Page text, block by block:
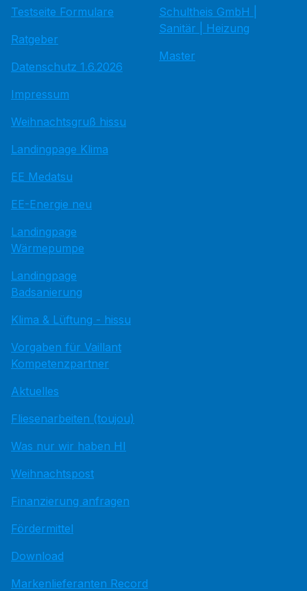
Testseite Formulare
Ratgeber
Datenschutz 1.6.2026
Impressum
Weihnachtsgruß hissu
Landingpage Klima
EE Medatsu
EE-Energie neu
Landingpage
Wärmepumpe
Landingpage
Badsanierung
Klima & Lüftung - hissu
Vorgaben für Vaillant
Kompetenzpartner
Aktuelles
Fliesenarbeiten (toujou)
Was nur wir haben HI
Weihnachtspost
Finanzierung anfragen
Fördermittel
Download
Markenlieferanten Record
Schultheis GmbH |
Sanitär | Heizung
Master